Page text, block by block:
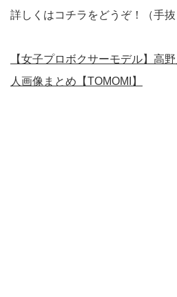
詳しくはコチラをどうぞ！（手
【女子プロボクサーモデル】高
人画像まとめ【TOMOMI】